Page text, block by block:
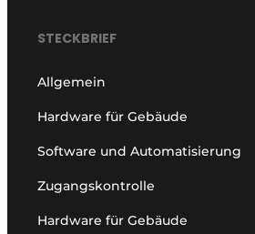
STECKBRIEF
Allgemein
Hardware für Gebäude
Software und Automatisierung
Zugangskontrolle
Hardware für Gebäude